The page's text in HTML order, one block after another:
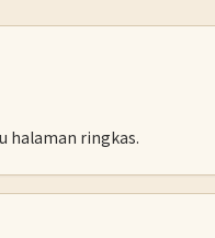
halaman ringkas.